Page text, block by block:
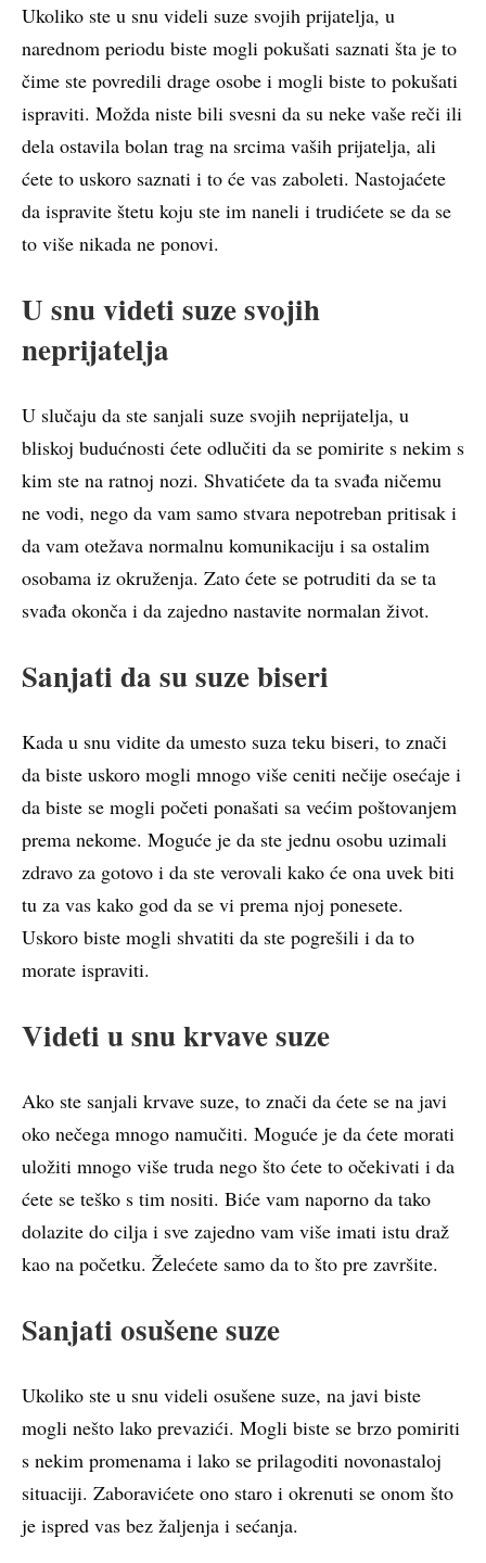
Ukoliko ste u snu videli suze svojih prijatelja, u
narednom periodu biste mogli pokušati saznati šta je to
čime ste povredili drage osobe i mogli biste to pokušati
ispraviti. Možda niste bili svesni da su neke vaše reči ili
dela ostavila bolan trag na srcima vaših prijatelja, ali
ćete to uskoro saznati i to će vas zaboleti. Nastojaćete
da ispravite štetu koju ste im naneli i trudićete se da se
to više nikada ne ponovi.
U snu videti suze svojih
neprijatelja
U slučaju da ste sanjali suze svojih neprijatelja, u
bliskoj budućnosti ćete odlučiti da se pomirite s nekim s
kim ste na ratnoj nozi. Shvatićete da ta svađa ničemu
ne vodi, nego da vam samo stvara nepotreban pritisak i
da vam otežava normalnu komunikaciju i sa ostalim
osobama iz okruženja. Zato ćete se potruditi da se ta
svađa okonča i da zajedno nastavite normalan život.
Sanjati da su suze biseri
Kada u snu vidite da umesto suza teku biseri, to znači
da biste uskoro mogli mnogo više ceniti nečije osećaje i
da biste se mogli početi ponašati sa većim poštovanjem
prema nekome. Moguće je da ste jednu osobu uzimali
zdravo za gotovo i da ste verovali kako će ona uvek biti
tu za vas kako god da se vi prema njoj ponesete.
Uskoro biste mogli shvatiti da ste pogrešili i da to
morate ispraviti.
Videti u snu krvave suze
Ako ste sanjali krvave suze, to znači da ćete se na javi
oko nečega mnogo namučiti. Moguće je da ćete morati
uložiti mnogo više truda nego što ćete to očekivati i da
ćete se teško s tim nositi. Biće vam naporno da tako
dolazite do cilja i sve zajedno vam više imati istu draž
kao na početku. Želećete samo da to što pre završite.
Sanjati osušene suze
Ukoliko ste u snu videli osušene suze, na javi biste
mogli nešto lako prevazići. Mogli biste se brzo pomiriti
s nekim promenama i lako se prilagoditi novonastaloj
situaciji. Zaboravićete ono staro i okrenuti se onom što
je ispred vas bez žaljenja i sećanja.